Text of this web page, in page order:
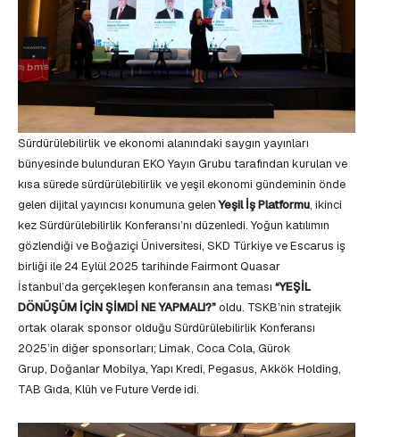
Sürdürülebilirlik ve ekonomi alanındaki saygın yayınları
bünyesinde bulunduran EKO Yayın Grubu tarafından kurulan ve
kısa sürede sürdürülebilirlik ve yeşil ekonomi gündeminin önde
gelen dijital yayıncısı konumuna gelenYeşil İş Platformu, ikinci
kez Sürdürülebilirlik Konferansı’nı düzenledi. Yoğun katılımın
gözlendiği ve Boğaziçi Üniversitesi, SKD Türkiye ve Escarus iş
birliği ile 24 Eylül 2025 tarihinde Fairmont Quasar
İstanbul’da gerçekleşen konferansın ana teması “YEŞİL
DÖNÜŞÜM İÇİN ŞİMDİ NE YAPMALI?”oldu. TSKB’nin stratejik
ortak olarak sponsor olduğu Sürdürülebilirlik Konferansı
2025’in diğer sponsorları; Limak, Coca Cola, Gürok
Grup, Doğanlar Mobilya, Yapı Kredi, Pegasus, Akkök Holding,
TAB Gıda, Klüh ve Future Verde idi.